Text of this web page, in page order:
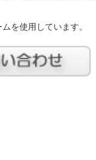
を使用しています。